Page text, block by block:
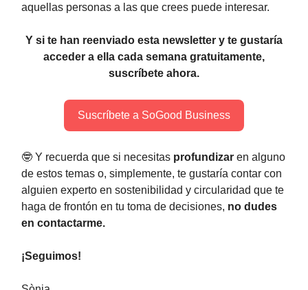
aquellas personas a las que crees puede interesar.
Y si te han reenviado esta newsletter y te gustaría
acceder a ella cada semana gratuitamente,
suscríbete ahora.
Suscríbete a SoGood Business
🤓 Y recuerda que si necesitas profundizar en alguno
de estos temas o, simplemente, te gustaría contar con
alguien experto en sostenibilidad y circularidad que te
haga de frontón en tu toma de decisiones, no dudes
en contactarme.
¡Seguimos!